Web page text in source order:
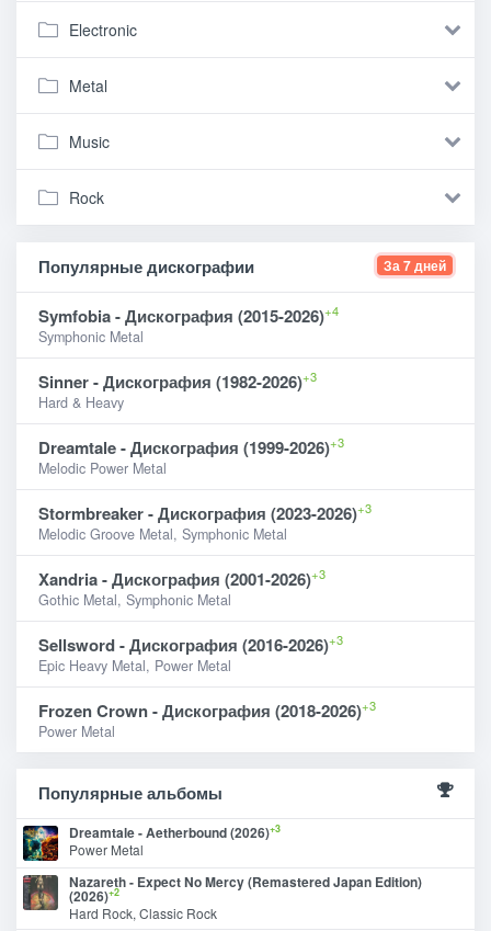
Electronic
Metal
Music
Rock
Популярные дискографии За 7 дней
Symfobia - Дискография (2015-2026)+4
Symphonic Metal
Sinner - Дискография (1982-2026)+3
Hard & Heavy
Dreamtale - Дискография (1999-2026)+3
Melodic Power Metal
Stormbreaker - Дискография (2023-2026)+3
Melodic Groove Metal, Symphonic Metal
Xandria - Дискография (2001-2026)+3
Gothic Metal, Symphonic Metal
Sellsword - Дискография (2016-2026)+3
Epic Heavy Metal, Power Metal
Frozen Crown - Дискография (2018-2026)+3
Power Metal
Популярные альбомы
Dreamtale - Aetherbound (2026)+3
Power Metal
Nazareth - Expect No Mercy (Remastered Japan Edition)
(2026)+2
Hard Rock, Classic Rock